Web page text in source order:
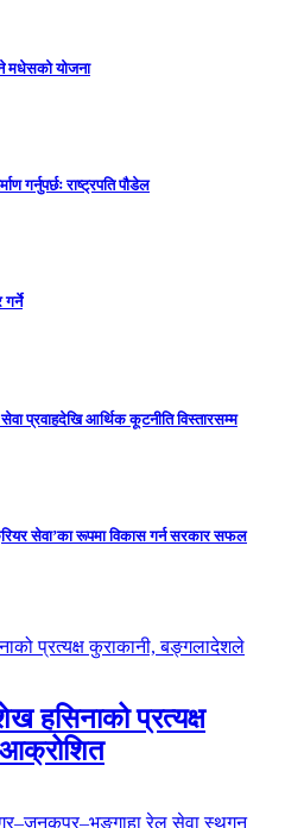
मधेसको योजना
गर्नुपर्छः राष्ट्रपति पौडेल
प्रवाहदेखि आर्थिक कूटनीति विस्तारसम्म
सेवा’का रूपमा विकास गर्न सरकार सफल
हसिनाको प्रत्यक्ष